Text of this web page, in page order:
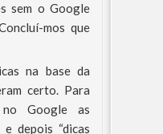
sem o Google
mos que
na base da
certo. Para
no Google as
depois “dicas